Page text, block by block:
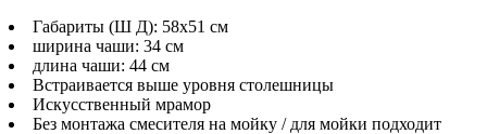
Габариты (Ш Д): 58x51 см
ширина чаши: 34 см
длина чаши: 44 см
Встраивается выше уровня столешницы
Искусственный мрамор
Без монтажа смесителя на мойку / для мойки подходит